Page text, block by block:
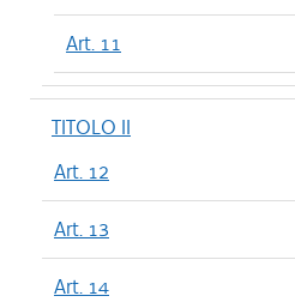
Art. 11
TITOLO II
Art. 12
Art. 13
Art. 14